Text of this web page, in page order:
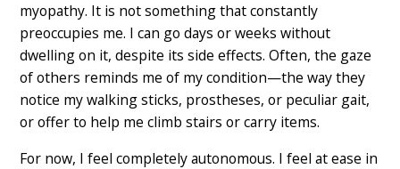
myopathy. It is not something that constantly
preoccupies me. I can go days or weeks without
dwelling on it, despite its side effects. Often, the gaze
of others reminds me of my condition—the way they
notice my walking sticks, prostheses, or peculiar gait,
or offer to help me climb stairs or carry items.
For now, I feel completely autonomous. I feel at ease in